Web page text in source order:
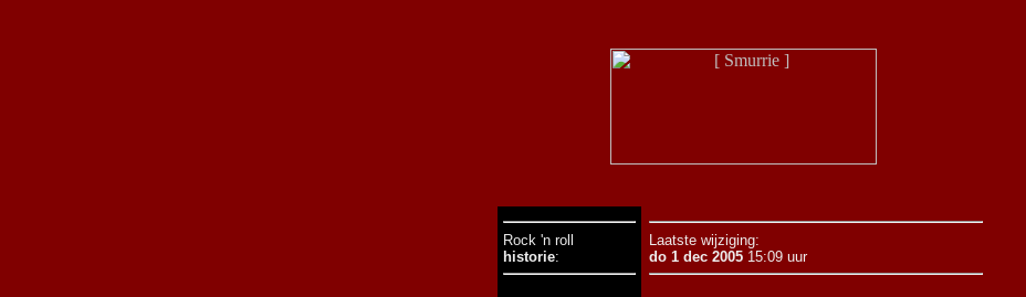
Rock 'n roll
historie:
Laatste wijziging:
do 1 dec 2005 15:09 uur